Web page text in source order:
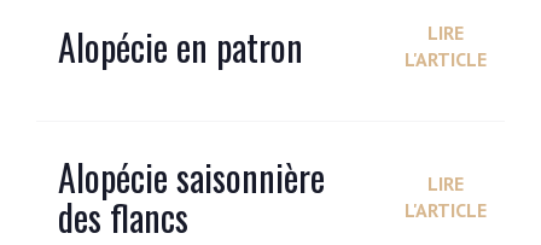
Alopécie en patron
LIRE
L'ARTICLE
Alopécie saisonnière
des flancs
LIRE
L'ARTICLE